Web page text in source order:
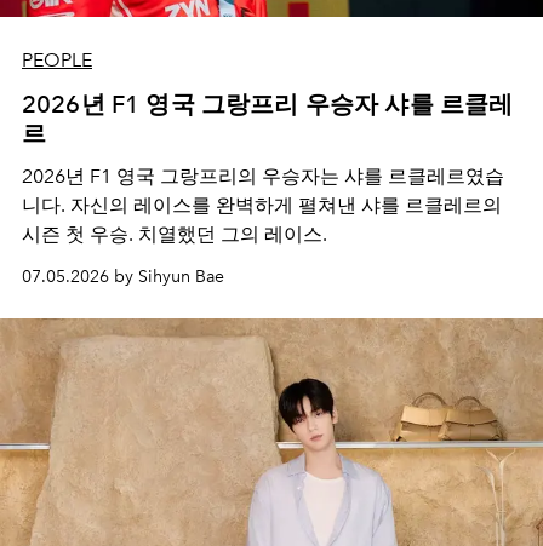
PEOPLE
2026년 F1 영국 그랑프리 우승자 샤를 르클레
르
2026년 F1 영국 그랑프리의 우승자는 샤를 르클레르였습
니다. 자신의 레이스를 완벽하게 펼쳐낸 샤를 르클레르의
시즌 첫 우승. 치열했던 그의 레이스.
07.05.2026 by Sihyun Bae